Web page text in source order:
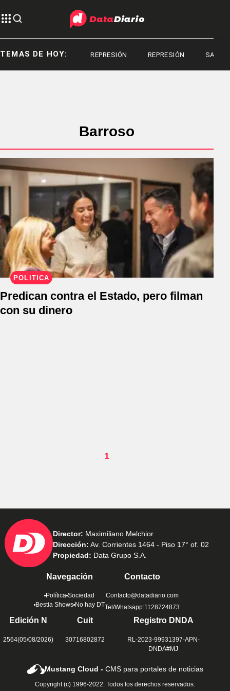
TEMAS DE HOY: REPRESIÓN REPRESIÓN
Barroso
POLÍTICA
Predican contra el Estado, pero filman
con su dinero
1
Director: Maximiliano Melchior
Dirección: Av. Corrientes 1464 - Piso 17° of. 02
Propiedad: Data Grupo S.A.
Navegación
Política Sociedad
Bestia Shows No hay DT
Contacto
Contacto@datadiario.com
Tel/Whatsapp:1128724873
Edición N
2564(05/08/2026)
Cuit
30716802872
Registro DNDA
RL-2023-99931397-APN-
DNDA#MJ
Mustang Cloud -CMS para portales de noticias
Copyright (c) 1996-2022. Todos los derechos reservados.